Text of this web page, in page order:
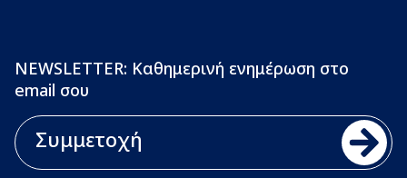
NEWSLETTER: Καθημερινή ενημέρωση στο
email σου